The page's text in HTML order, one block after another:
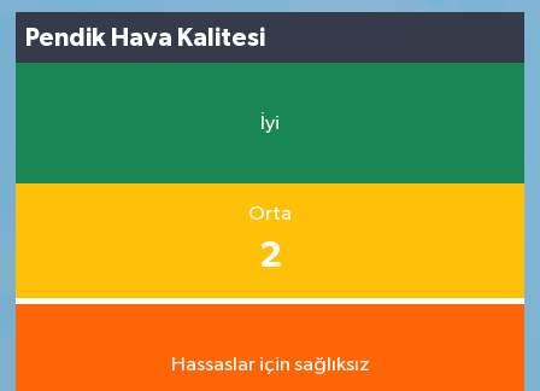
Pendik Hava Kalitesi
İyi
Orta
2
Hassaslar için sağlıksız